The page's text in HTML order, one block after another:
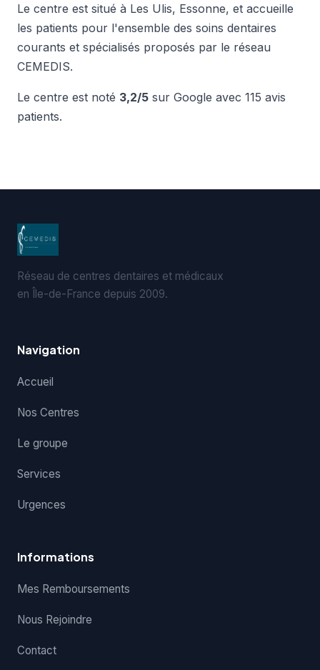
Le centre est situé à Les Ulis, Essonne, et accueille
les patients pour l'ensemble des soins dentaires
courants et spécialisés proposés par le réseau
CEMEDIS.
Le centre est noté 3,2/5 sur Google avec 115 avis
patients.
Réseau de centres dentaires et médicaux
en Île-de-France depuis 2009.
Navigation
Accueil
Nos Centres
Le groupe
Services
Urgences
Informations
Mes Remboursements
Nous Rejoindre
Contact